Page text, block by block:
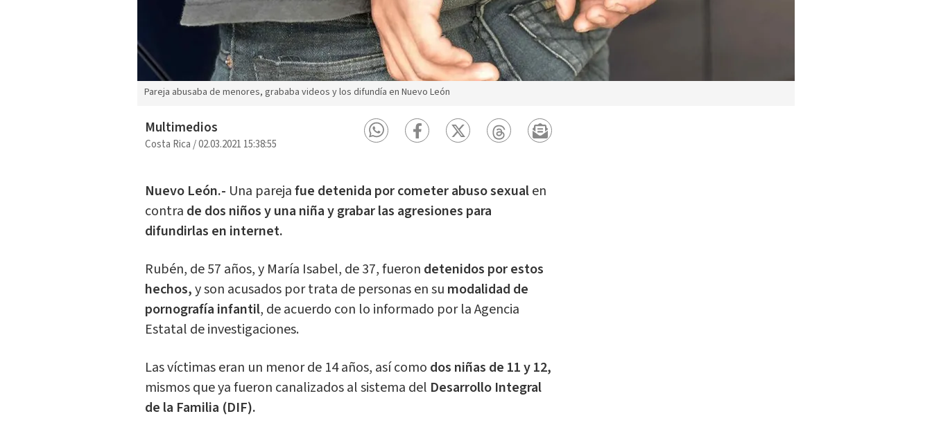
Pareja abusaba de menores, grababa videos y los difundía en Nuevo León
Multimedios
Costa Rica/02.03.2021 15:38:55
Nuevo León.- Una parejafue detenida por cometer abuso sexualen
contra de dos niños y una niña y grabar las agresiones para
difundirlas en internet.
Rubén, de 57 años, y María Isabel, de 37, fueron detenidos por estos
hechos,y son acusados por trata de personas en su modalidad de
pornografía infantil, de acuerdo con lo informado por la Agencia
Estatal de investigaciones.
Las víctimas eran un menor de 14 años, así como dos niñas de 11 y 12,
mismos que ya fueron canalizados al sistema del Desarrollo Integral
de la Familia (DIF).